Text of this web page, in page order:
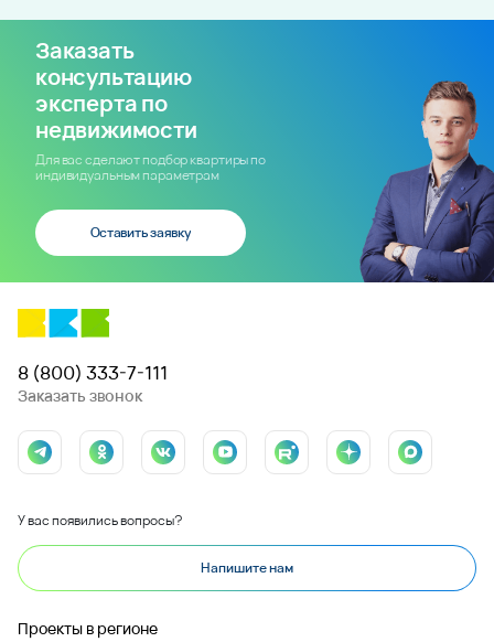
Заказать
консультацию
эксперта по
недвижимости
Для вас сделают подбор квартиры по
индивидуальным параметрам
Оставить заявку
8 (800) 333-7-111
Заказать звонок
У вас появились вопросы?
Напишите нам
Проекты в регионе